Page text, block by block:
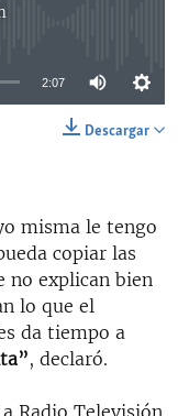
available
2:07
Descargar
misma le tengo
copiar las
no explican bien
lo que el
da tiempo a
, declaró.
Radio Televisión